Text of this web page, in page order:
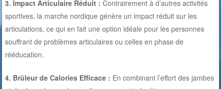
3. Impact Articulaire Réduit : Contrairement à d’autres activités
sportives, la marche nordique génère un impact réduit sur les
articulations, ce qui en fait une option idéale pour les personnes
souffrant de problèmes articulaires ou celles en phase de
rééducation.
4. Brûleur de Calories Efficace : En combinant l’effort des jambes